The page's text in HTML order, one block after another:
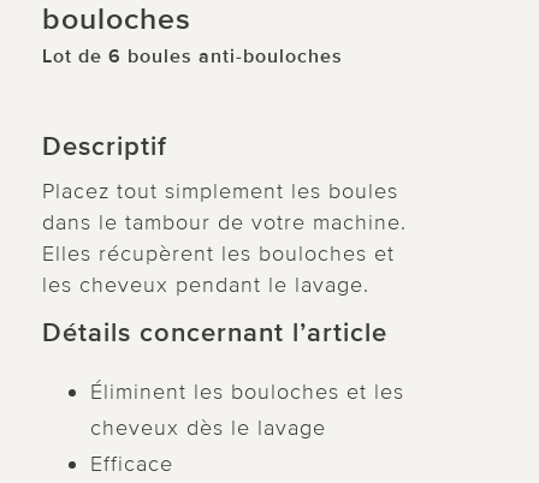
bouloches
Lot de 6 boules anti-bouloches
Descriptif
Placez tout simplement les boules
dans le tambour de votre machine.
Elles récupèrent les bouloches et
les cheveux pendant le lavage.
Détails concernant l’article
Éliminent les bouloches et les
cheveux dès le lavage
Efficace